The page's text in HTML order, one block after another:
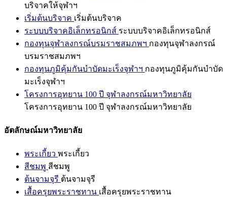
บริจาคให้จุฬาฯ
เริ่มต้นบริจาค เริ่มต้นบริจาค
ระบบบริจาคอิเล็กทรอนิกส์ ระบบบริจาคอิเล็กทรอนิกส์
กองทุนจุฬาลงกรณ์บรมราชสมภพฯ กองทุนจุฬาลงกรณ์
บรมราชสมภพฯ
กองทุนภูมิคุ้มกันบำบัดมะเร็งจุฬาฯ กองทุนภูมิคุ้มกันบำบัด
มะเร็งจุฬาฯ
โครงการอุทยาน 100 ปี จุฬาลงกรณ์มหาวิทยาลัย
โครงการอุทยาน 100 ปี จุฬาลงกรณ์มหาวิทยาลัย
อัตลักษณ์มหาวิทยาลัย
พระเกี้ยว พระเกี้ยว
สีชมพู สีชมพู
ต้นจามจุรี ต้นจามจุรี
เสื้อครุยพระราชทาน เสื้อครุยพระราชทาน